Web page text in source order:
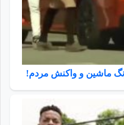
ماشین و واکنش مردم!